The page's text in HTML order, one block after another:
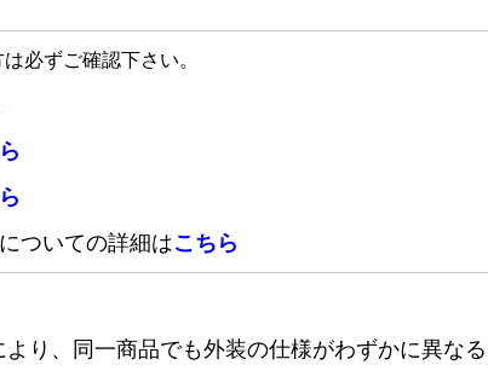
必ずご確認下さい。
ついての詳細はこちら
り、同一商品でも外装の仕様がわずかに異なる